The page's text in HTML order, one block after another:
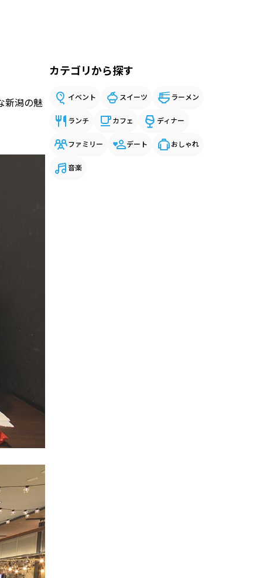
新潟の魅
カテゴリから探す
イベント スイーツ ラーメン
ランチ カフェ ディナー
ファミリー デート おしゃれ
音楽